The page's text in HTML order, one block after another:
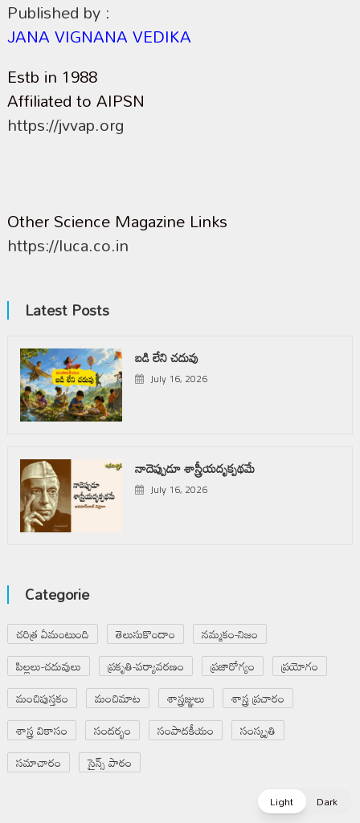
Published by :
JANA VIGNANA VEDIKA
Estb in 1988
Affiliated to AIPSN
https://jvvap.org
Other Science Magazine Links
https://luca.co.in
Latest Posts
బడి లేని చదువు
July 16, 2026
నాదెప్పుడూ శాస్త్రీయదృక్పథమే
July 16, 2026
Categorie
చరిత్ర ఏమంటుంది తెలుసుకొందాం
నమ్మకం-నిజం
పిల్లలు-చదువులు
ప్రకృతి-పర్యావరణం ప్రజారోగ్యం
ప్రయోగం
మంచిపుస్తకం
మంచిమాట శాస్త్రజ్ఞులు
శాస్త్ర ప్రచారం
శాస్త్ర వికాసం
సందర్భం సంపాదకీయం
సంస్కృతి
సమాచారం
సైన్స్ పాఠం
Light Dark